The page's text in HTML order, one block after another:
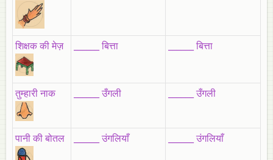
शिक्षक की मेज़ ______ बित्ता ______ बित्ता
तुम्हारी नाक ______ उँगली ______ उँगली
पानी की बोतल ______ उंगलियाँ ______ उंगलियाँ